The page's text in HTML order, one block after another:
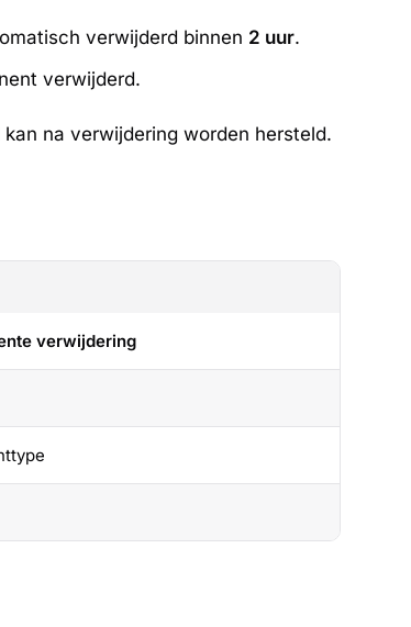
verwijderd binnen 2 uur.
verwijderd.
na verwijdering worden hersteld.
verwijdering